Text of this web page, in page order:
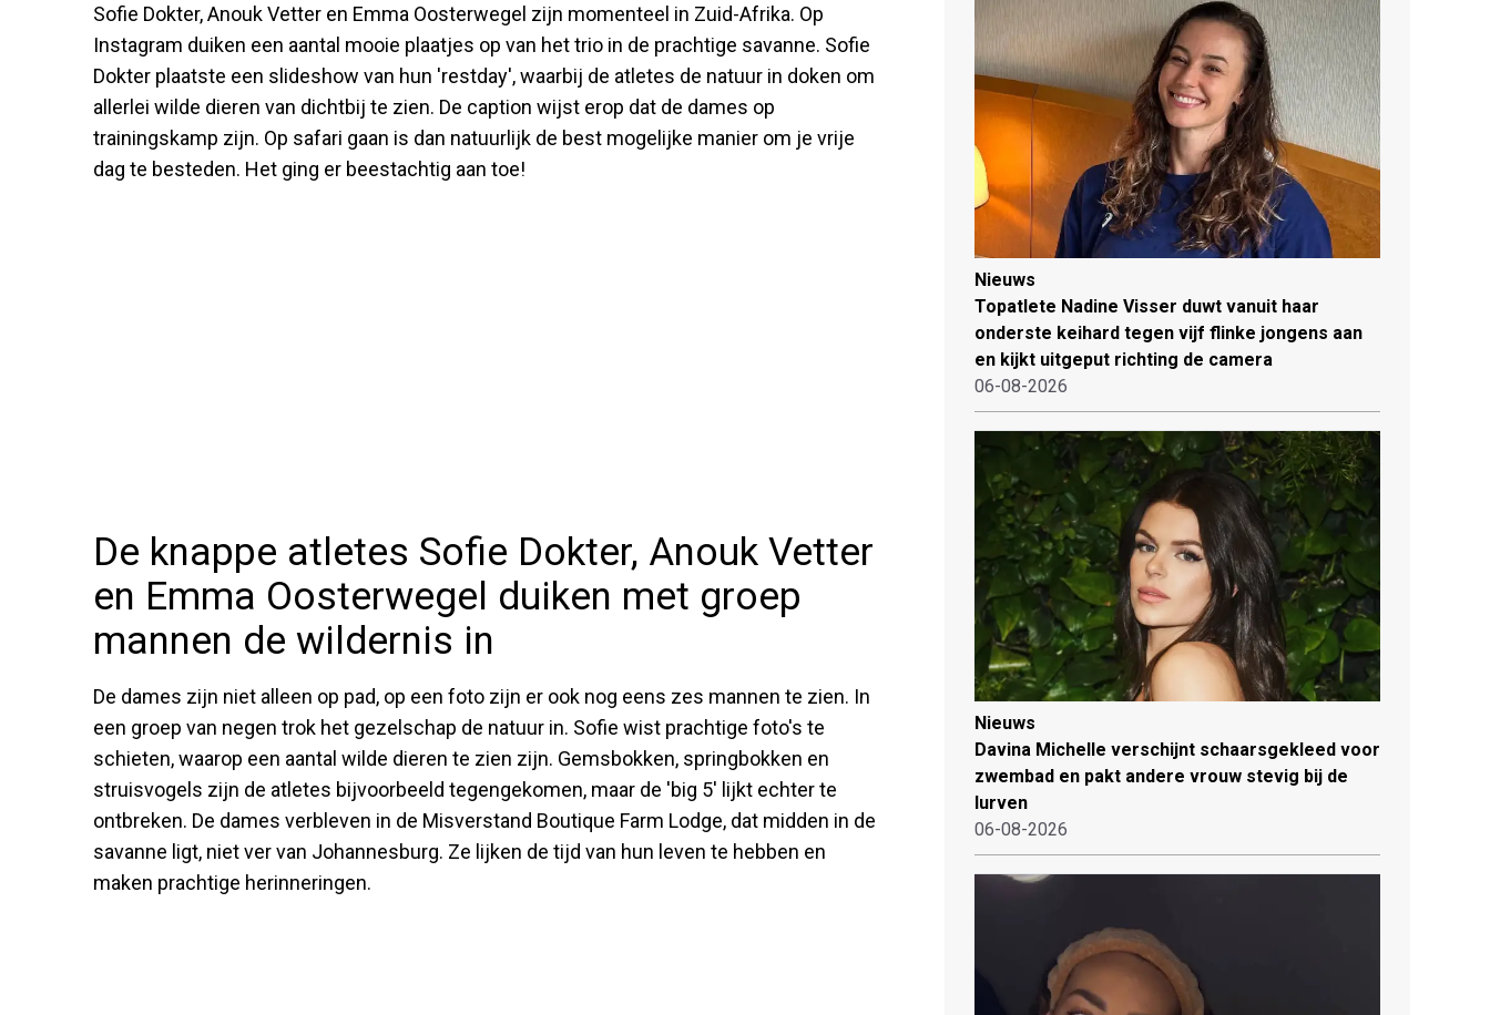
Sofie Dokter, Anouk Vetter en Emma Oosterwegel zijn momenteel in Zuid-Afrika. Op
Instagram duiken een aantal mooie plaatjes op van het trio in de prachtige savanne. Sofie
Dokter plaatste een slideshow van hun 'restday', waarbij de atletes de natuur in doken om
allerlei wilde dieren van dichtbij te zien. De caption wijst erop dat de dames op
trainingskamp zijn. Op safari gaan is dan natuurlijk de best mogelijke manier om je vrije
dag te besteden. Het ging er beestachtig aan toe!
De knappe atletes Sofie Dokter, Anouk Vetter
en Emma Oosterwegel duiken met groep
mannen de wildernis in
De dames zijn niet alleen op pad, op een foto zijn er ook nog eens zes mannen te zien. In
een groep van negen trok het gezelschap de natuur in. Sofie wist prachtige foto's te
schieten, waarop een aantal wilde dieren te zien zijn. Gemsbokken, springbokken en
struisvogels zijn de atletes bijvoorbeeld tegengekomen, maar de 'big 5' lijkt echter te
ontbreken. De dames verbleven in de Misverstand Boutique Farm Lodge, dat midden in de
savanne ligt, niet ver van Johannesburg. Ze lijken de tijd van hun leven te hebben en
maken prachtige herinneringen.
Nieuws
Topatlete Nadine Visser duwt vanuit haar
onderste keihard tegen vijf flinke jongens aan
en kijkt uitgeput richting de camera
06-08-2026
Nieuws
Davina Michelle verschijnt schaarsgekleed voor
zwembad en pakt andere vrouw stevig bij de
lurven
06-08-2026